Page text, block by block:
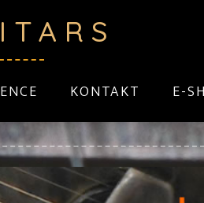
KONTAKT E-